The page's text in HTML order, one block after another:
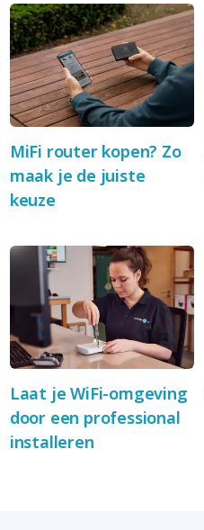
MiFi router kopen? Zo
maak je de juiste
keuze
Laat je WiFi-omgeving
door een professional
installeren